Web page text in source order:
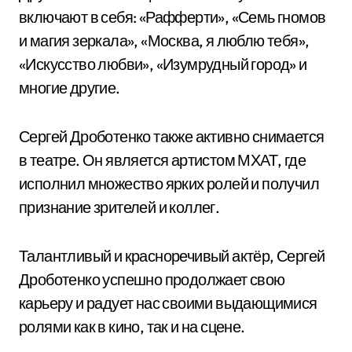
включают в себя: «Рафферти», «Семь гномов
и магия зеркала», «Москва, я люблю тебя»,
«Искусство любви», «Изумрудный город» и
многие другие.
Сергей Дроботенко также активно снимается
в театре. Он является артистом МХАТ, где
исполнил множество ярких ролей и получил
признание зрителей и коллег.
Талантливый и красноречивый актёр, Сергей
Дроботенко успешно продолжает свою
карьеру и радует нас своими выдающимися
ролями как в кино, так и на сцене.